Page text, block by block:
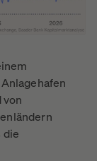
die